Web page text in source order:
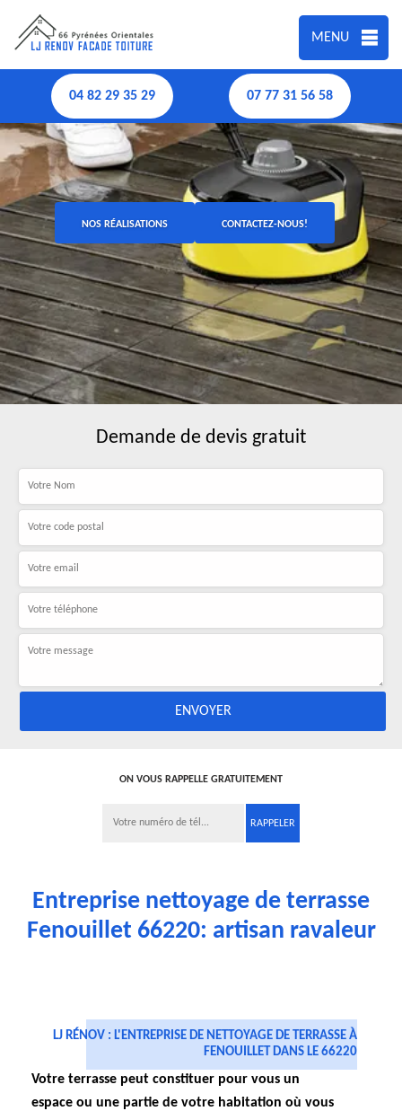
MENU
04 82 29 35 29 07 77 31 56 58
NOS RÉALISATIONS CONTACTEZ-NOUS!
Demande de devis gratuit
ON VOUS RAPPELLE GRATUITEMENT
Entreprise nettoyage de terrasse
Fenouillet 66220: artisan ravaleur
LJ RÉNOV : L'ENTREPRISE DE NETTOYAGE DE TERRASSE À
FENOUILLET DANS LE 66220
Votre terrasse peut constituer pour vous un
espace ou une partie de votre habitation où vous